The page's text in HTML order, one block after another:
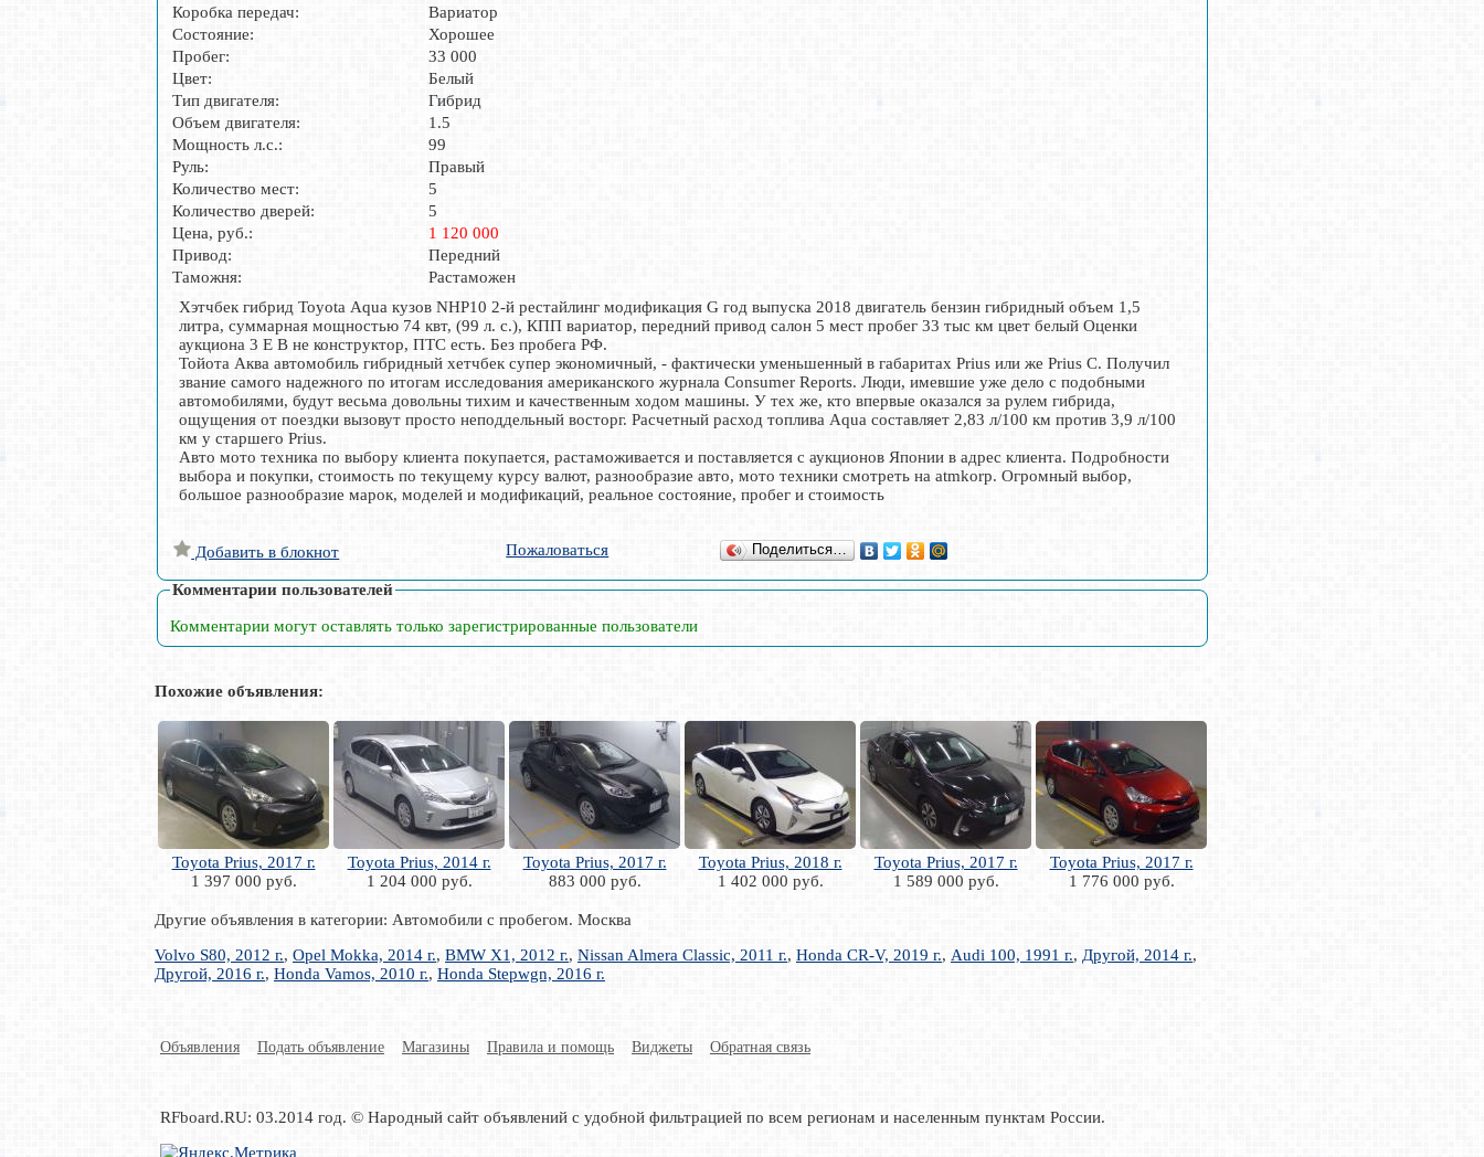
Коробка передач:
Вариатор
Состояние:
Хорошее
Пробег:
33 000
Цвет:
Белый
Тип двигателя:
Гибрид
Объем двигателя:
1.5
Мощность л.с.:
99
Руль:
Правый
Количество мест:
5
Количество дверей:
5
Цена, руб.:
1 120 000
Привод:
Передний
Таможня:
Растаможен
Хэтчбек гибрид Toyota Aqua кузов NHP10 2-й рестайлинг модификация G год выпуска 2018 двигатель бензин гибридный объем 1,5
литра, суммарная мощностью 74 квт, (99 л. с.), КПП вариатор, передний привод салон 5 мест пробег 33 тыс км цвет белый Оценки
аукциона 3 E B не конструктор, ПТС есть. Без пробега РФ.
Тойота Аква автомобиль гибридный хетчбек супер экономичный, - фактически уменьшенный в габаритах Prius или же Prius C. Получил
звание самого надежного по итогам исследования американского журнала Consumer Reports. Люди, имевшие уже дело с подобными
автомобилями, будут весьма довольны тихим и качественным ходом машины. У тех же, кто впервые оказался за рулем гибрида,
ощущения от поездки вызовут просто неподдельный восторг. Расчетный расход топлива Aqua составляет 2,83 л/100 км против 3,9 л/100
км у старшего Prius.
Авто мото техника по выбору клиента покупается, растаможивается и поставляется с аукционов Японии в адрес клиента. Подробности
выбора и покупки, стоимость по текущему курсу валют, разнообразие авто, мото техники смотреть на atmkorp. Огромный выбор,
большое разнообразие марок, моделей и модификаций, реальное состояние, пробег и стоимость
Добавить в блокнот Пожаловаться Поделиться…
Комментарии пользователей
Комментарии могут оставлять только зарегистрированные пользователи
Похожие объявления:
Toyota Prius, 2017 г.
1 397 000 руб.
Toyota Prius, 2014 г.
1 204 000 руб.
Toyota Prius, 2017 г.
883 000 руб.
Toyota Prius, 2018 г.
1 402 000 руб.
Toyota Prius, 2017 г.
1 589 000 руб.
Toyota Prius, 2017 г.
1 776 000 руб.
Другие объявления в категории: Автомобили с пробегом. Москва
Volvo S80, 2012 г., Opel Mokka, 2014 г., BMW X1, 2012 г., Nissan Almera Classic, 2011 г., Honda CR-V, 2019 г., Audi 100, 1991 г., Другой, 2014 г.,
Другой, 2016 г., Honda Vamos, 2010 г., Honda Stepwgn, 2016 г.
Объявления Подать объявление Магазины Правила и помощь Виджеты Обратная связь
RFboard.RU: 03.2014 год. © Народный сайт объявлений с удобной фильтрацией по всем регионам и населенным пунктам России.